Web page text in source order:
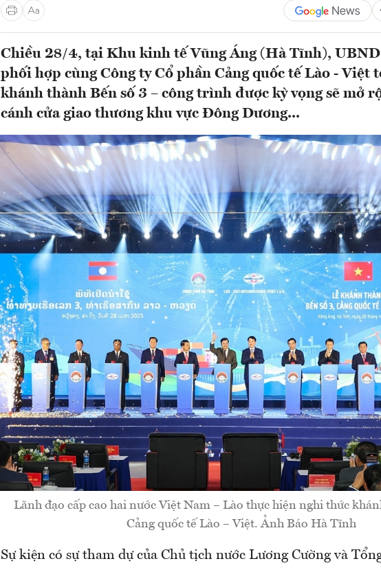
Chiều 28/4, tại Khu kinh tế Vũng Áng (Hà Tĩnh),
phối hợp cùng Công ty Cổ phần Cảng quốc tế Lào - Việt
khánh thành Bến số 3 – công trình được kỳ vọng sẽ mở
cánh cửa giao thương khu vực Đông Dương...
Lãnh đạo cấp cao hai nước Việt Nam – Lào thực hiện nghi thức
Cảng quốc tế Lào – Việt. Ảnh Báo Hà Tĩnh
Sự kiện có sự tham dự của Chủ tịch nước Lương Cường và